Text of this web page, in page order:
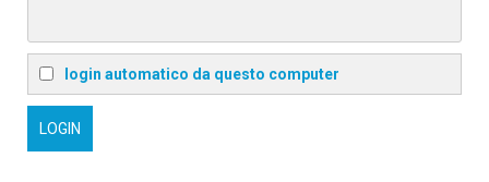
login automatico da questo computer